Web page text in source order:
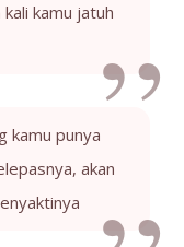
kamu jatuh
kamu punya
akan